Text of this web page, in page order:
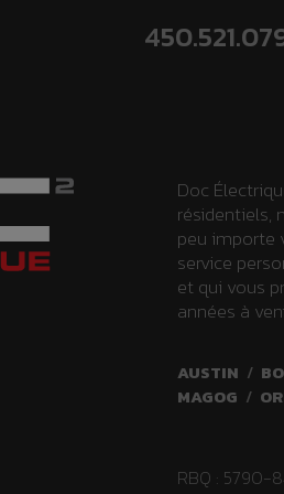
Doc
résidentiels,
peu importe
service
et qui vous
années à
AUSTIN /
MAGOG /
RBQ : 5790-